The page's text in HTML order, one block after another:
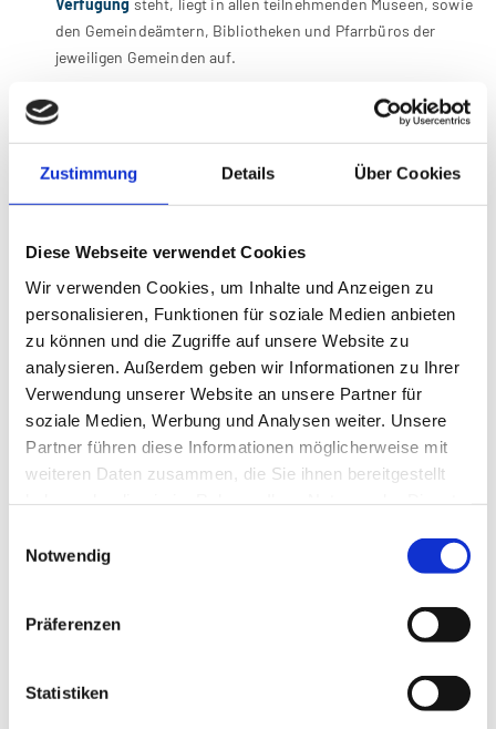
Zustimmung Details Über Cookies
Diese Webseite verwendet Cookies
Wir verwenden Cookies, um Inhalte und Anzeigen zu
personalisieren, Funktionen für soziale Medien anbieten
zu können und die Zugriffe auf unsere Website zu
analysieren. Außerdem geben wir Informationen zu Ihrer
Verwendung unserer Website an unsere Partner für
soziale Medien, Werbung und Analysen weiter. Unsere
Partner führen diese Informationen möglicherweise mit
weiteren Daten zusammen, die Sie ihnen bereitgestellt
Notwendig
Präferenzen
Statistiken
Verfügung steht, liegt in allen teilnehmenden Museen, sowie
den Gemeindeämtern, Bibliotheken und Pfarrbüros der
jeweiligen Gemeinden auf.
Download Presseinformationen
Aktionswoche Internationaler Museumstag in OÖ | 10.-18. Mai 2025
(51 KB)
Pressebilder Museen im Innviertel -
Bezirke Braunau und Ried
Pressebilder Museen im Inn- und